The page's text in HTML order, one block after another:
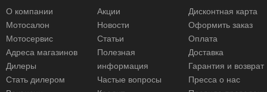
О компании
Мотосалон
Мотосервис
Адреса магазинов
Дилеры
Стать дилером
Акции
Новости
Статьи
Полезная
информация
Частые вопросы
Дисконтная карта
Оформить заказ
Оплата
Доставка
Гарантия и возврат
Пресса о нас